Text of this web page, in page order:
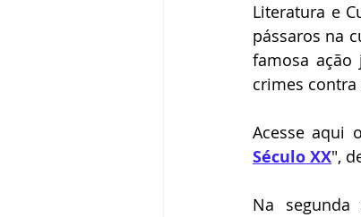
Literatura e
pássaros na
famosa ação
crimes contra
Acesse aqui
Século XX",
Na